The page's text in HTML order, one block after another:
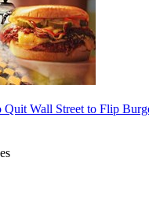
Wall Street to Flip